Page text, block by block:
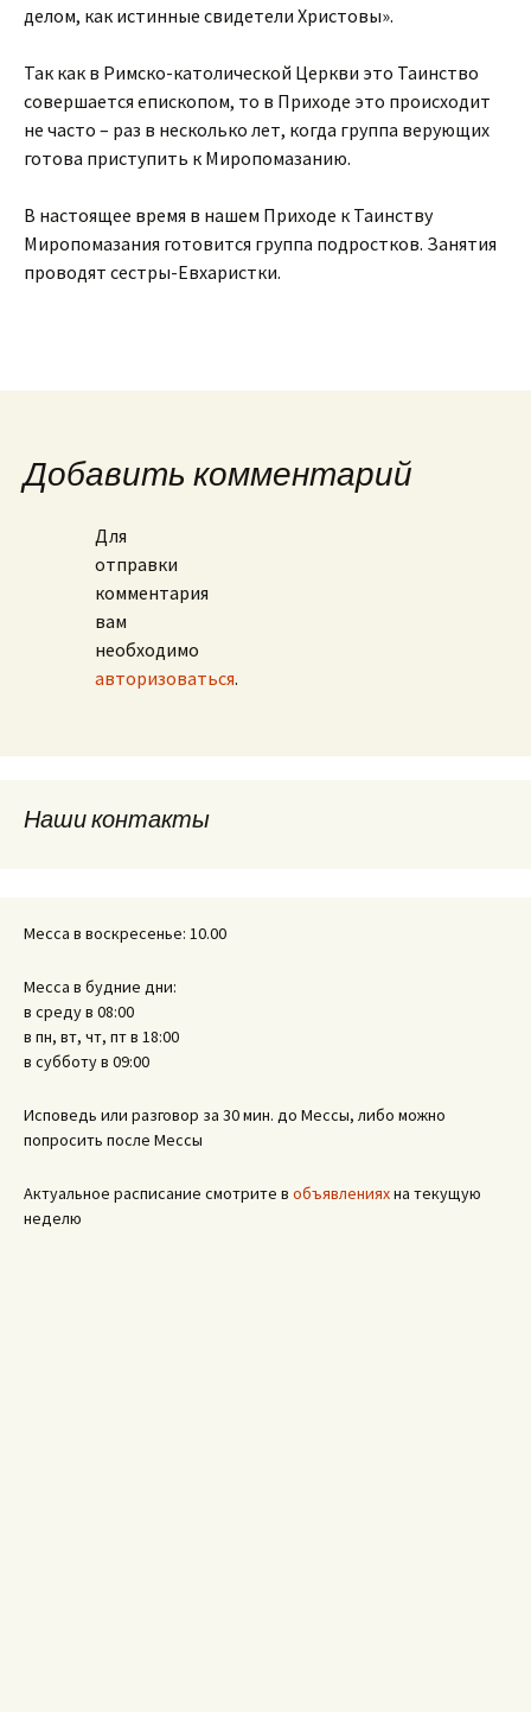
делом, как истинные свидетели Христовы».
Так как в Римско-католической Церкви это Таинство
совершается епископом, то в Приходе это происходит
не часто – раз в несколько лет, когда группа верующих
готова приступить к Миропомазанию.
В настоящее время в нашем Приходе к Таинству
Миропомазания готовится группа подростков. Занятия
проводят сестры-Евхаристки.
Добавить комментарий
Для
отправки
комментария
вам
необходимо
авторизоваться.
Наши контакты
Месса в воскресенье: 10.00
Месса в будние дни:
в среду в 08:00
в пн, вт, чт, пт в 18:00
в субботу в 09:00
Исповедь или разговор за 30 мин. до Мессы, либо можно
попросить после Мессы
Актуальное расписание смотрите в объявленияхна текущую
неделю